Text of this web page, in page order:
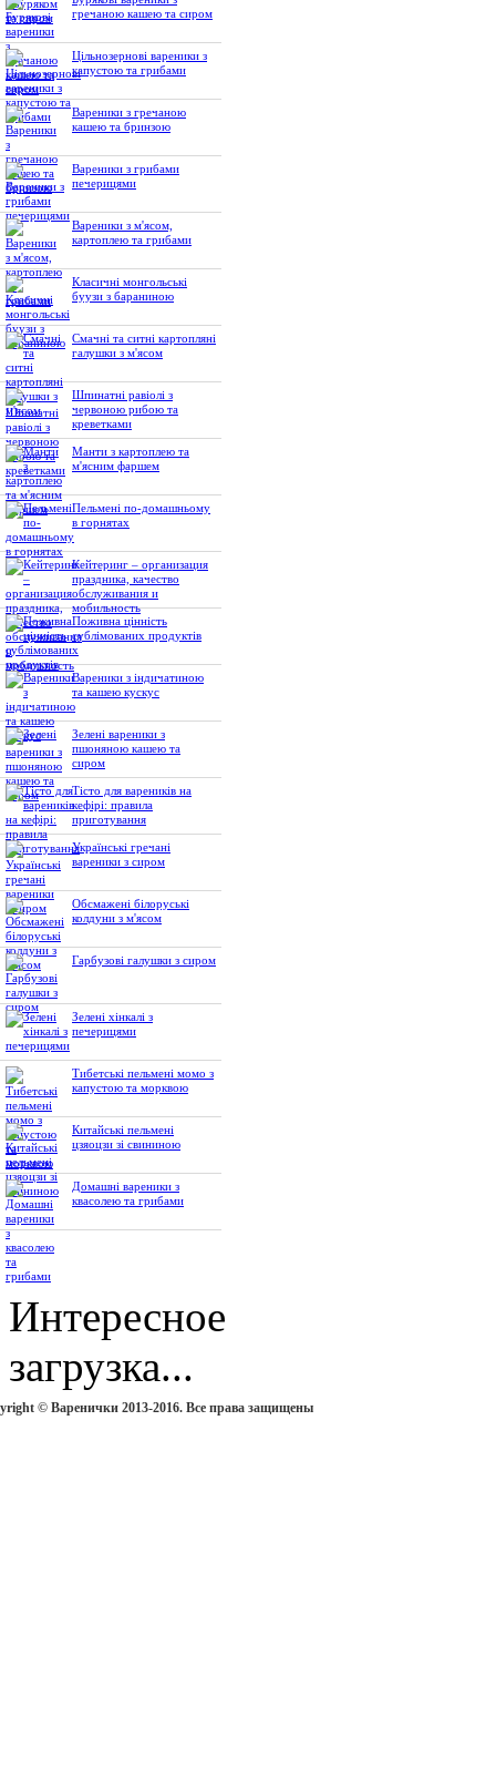
гречаною кашею та сиром
Цільнозернові вареники з
капустою та грибами
Вареники з гречаною
кашею та бринзою
Вареники з грибами
печерицями
Вареники з м'ясом,
картоплею та грибами
Класичні монгольські
буузи з бараниною
Смачні та ситні картопляні
галушки з м'ясом
Шпинатні равіолі з
червоною рибою та
креветками
Манти з картоплею та
м'ясним фаршем
Пельмені по-домашньому
в горнятах
Кейтеринг – организация
праздника, качество
обслуживания и
мобильность
Поживна цінність
сублімованих продуктів
Вареники з індичатиною
та кашею кускус
Зелені вареники з
пшоняною кашею та
сиром
Тісто для вареників на
кефірі: правила
приготування
Українські гречані
вареники з сиром
Обсмажені білоруські
колдуни з м'ясом
Гарбузові галушки з сиром
Зелені хінкалі з
печерицями
Тибетські пельмені момо з
капустою та морквою
Китайські пельмені
цзяоцзи зі свининою
Домашні вареники з
квасолею та грибами
Интересное
загрузка...
© Варенички 2013-2016. Все права защищены